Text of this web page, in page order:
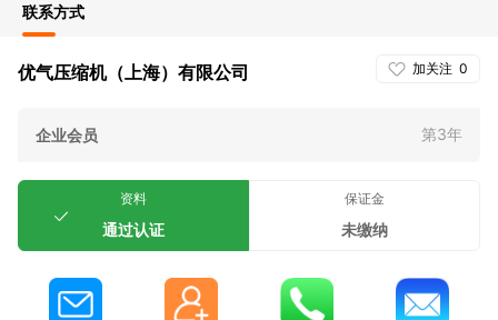
联系方式
加关注 0
优气压缩机（上海）有限公司
企业会员 第3年
资料
通过认证
保证金
未缴纳